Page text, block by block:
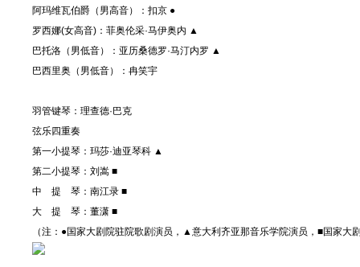
阿玛维瓦伯爵（男高音）：扣京 ●
罗西娜(女高音)：菲奥伦采·马伊奥内 ▲
巴托洛（男低音）：亚历桑德罗·马汀内罗 ▲
巴西里奥（男低音）：冉笑宇
羽管键琴：理查德·巴克
弦乐四重奏
第一小提琴：玛莎·迪亚琴科 ▲
第二小提琴：刘嵩 ■
中 提 琴：南江录 ■
大 提 琴：董潇 ■
（注：●国家大剧院驻院歌剧演员，▲意大利齐亚那音乐学院演员，■国家大